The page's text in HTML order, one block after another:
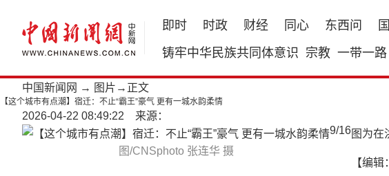
即时 时政 财经 同心 东西问
铸牢中华民族共同体意识 宗教 一带一路
中国新闻网 → 图片 →正文
【这个城市有点潮】宿迁：不止“霸王”豪气 更有一城水韵柔情
2026-04-22 08:49:22 来源：
图/CNSphoto 张连华 摄
9/16图为在
【编辑